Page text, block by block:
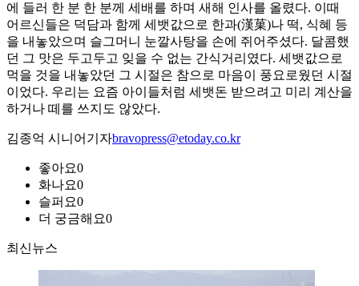
에 들러 한 분 한 분께 세배를 하며 새해 인사를 올렸다. 이때
어르신들은 덕담과 함께 세뱃값으로 한과(漢菓)나 떡, 식혜 등
을 내놓았으며 슬그머니 눈깔사탕을 손에 쥐어주셨다. 달콤했
던 그 맛은 두고두고 잊을 수 없는 간식거리였다. 세뱃값으로
먹을 것을 내놓았던 그 시절은 참으로 마음이 풍요로웠던 시절
이었다. 우리는 요즘 아이들처럼 세뱃돈 받으려고 미리 계산을
하거나 떼를 쓰지도 않았다.
김종억 시니어기자bravopress@etoday.co.kr
좋아요0
화나요0
슬퍼요0
더 궁금해요0
최신뉴스